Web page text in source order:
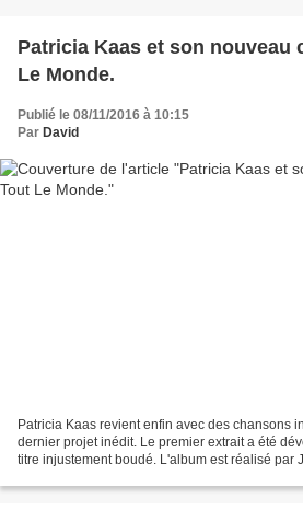
Patricia Kaas et son nouveau
Le Monde.
Publié le 08/11/2016 à 10:15
Par David
Patricia Kaas revient enfin avec des chansons
dernier projet inédit. Le premier extrait a été
titre injustement boudé. L'album est réalisé par